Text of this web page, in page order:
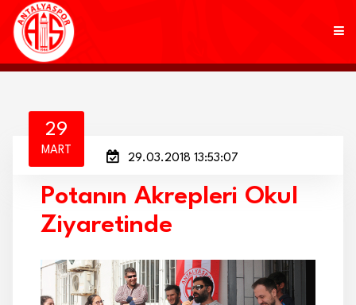
KULÜP
AKADEMİ
MARKALAR
TARAFTAR
29
MART
29.03.2018 13:53:07
Potanın Akrepleri Okul
Ziyaretinde